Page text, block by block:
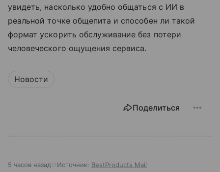
увидеть, насколько удобно общаться с ИИ в
реальной точке общепита и способен ли такой
формат ускорить обслуживание без потери
человеческого ощущения сервиса.
Новости
Поделиться
5 часов назад Источник: BestProducts Mail